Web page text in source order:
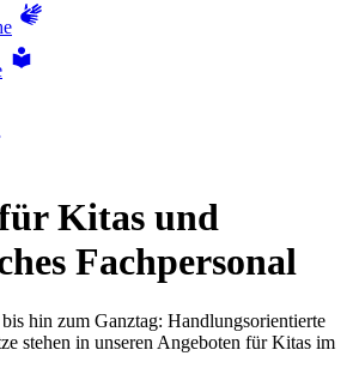
Kitas und
Fachpersonal
hin zum Ganztag: Handlungsorientierte
stehen in unseren Angeboten für Kitas im